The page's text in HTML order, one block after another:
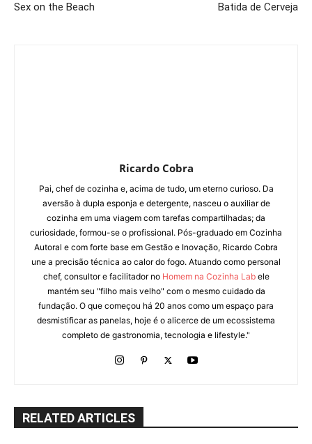
Sex on the Beach Batida de Cerveja
Ricardo Cobra
Pai, chef de cozinha e, acima de tudo, um eterno curioso. Da
aversão à dupla esponja e detergente, nasceu o auxiliar de
cozinha em uma viagem com tarefas compartilhadas; da
curiosidade, formou-se o profissional. Pós-graduado em Cozinha
Autoral e com forte base em Gestão e Inovação, Ricardo Cobra
une a precisão técnica ao calor do fogo. Atuando como personal
chef, consultor e facilitador no Homem na Cozinha Labele
mantém seu "filho mais velho" com o mesmo cuidado da
fundação. O que começou há 20 anos como um espaço para
desmistificar as panelas, hoje é o alicerce de um ecossistema
completo de gastronomia, tecnologia e lifestyle."
RELATED ARTICLES